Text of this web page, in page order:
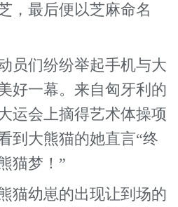
，最后便以芝麻命名
们纷纷举起手机与大
好一幕。来自匈牙利的
运会上摘得艺术体操项
到大熊猫的她直言“终
猫梦！”
幼崽的出现让到场的